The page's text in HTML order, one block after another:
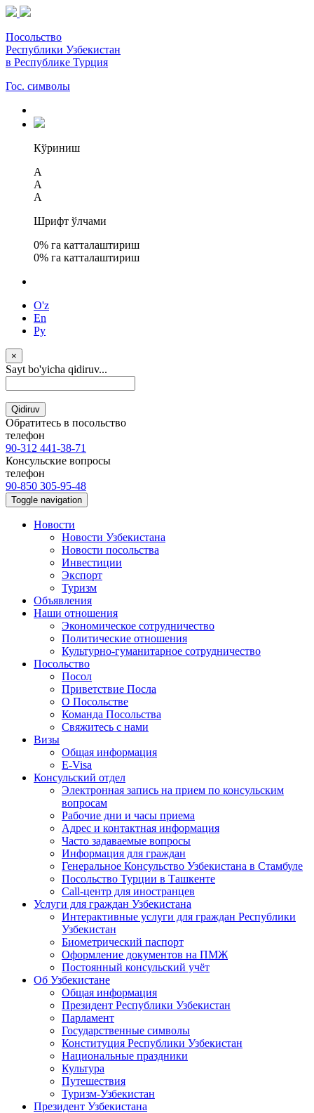
Посольство
Республики Узбекистан
в Республике Турция
Гос. символы
Кўриниш
A
A
A
Шрифт ўлчами
0% га катталаштириш
0% га катталаштириш
O'z
En
Ру
×
Sayt bo'yicha qidiruv...
Qidiruv
Обратитесь в посольство
телефон
90-312 441-38-71
Консульские вопросы
телефон
90-850 305-95-48
Toggle navigation
Новости
Новости Узбекистана
Новости посольства
Инвестиции
Экспорт
Туризм
Объявления
Наши отношения
Экономическое сотрудничество
Политические отношения
Культурно-гуманитарное сотрудничество
Посольство
Посол
Приветствие Посла
О Посольстве
Команда Посольства
Свяжитесь с нами
Визы
Общая информация
E-Visa
Консульский отдел
Электронная запись на прием по консульским
вопросам
Рабочие дни и часы приема
Адрес и контактная информация
Часто задаваемые вопросы
Информация для граждан
Генеральное Консульство Узбекистана в Стамбуле
Посольство Турции в Ташкенте
Call-центр для иностранцев
Услуги для граждан Узбекистана
Интерактивные услуги для граждан Республики
Узбекистан
Биометрический паспорт
Оформление документов на ПМЖ
Постоянный консульский учёт
Об Узбекистане
Общая информация
Президент Республики Узбекистан
Парламент
Государственные символы
Конституция Республики Узбекистан
Национальные праздники
Культура
Путешествия
Туризм-Узбекистан
Президент Узбекистана